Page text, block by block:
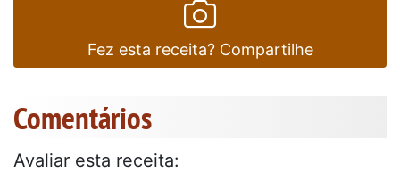
Fez esta receita? Compartilhe
Comentários
Avaliar esta receita: